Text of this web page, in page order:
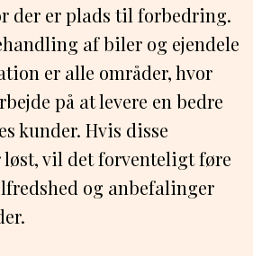
der er plads til forbedring.
af biler og ejendele
er alle områder, hvor
på at levere en bedre
kunder. Hvis disse
vil det forventeligt føre
og anbefalinger